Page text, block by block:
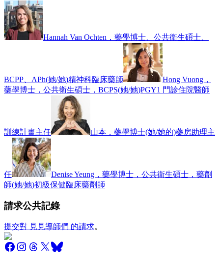
Hannah Van Ochten，藥學博士、公共衛生碩士、
BCPP、APh(她/她)精神科臨床藥師
Hong Vuong，
藥學博士，公共衛生碩士，BCPS(她/她)PGY1 門診住院醫師
訓練計畫主任 山本，藥學博士(她/她的)藥房助理主
任
Denise Yeung，藥學博士，公共衛生碩士，藥劑
師(她/她)初級保健臨床藥劑師
請求公共記錄
提交對 見見導師們 的請求。